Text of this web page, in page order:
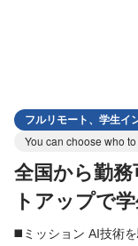
フルリモート、学生
You can choose who to
全国から勤
トアップで
◼️ミッション AI技術を駆使して、社会やビジネスに新たな価値を